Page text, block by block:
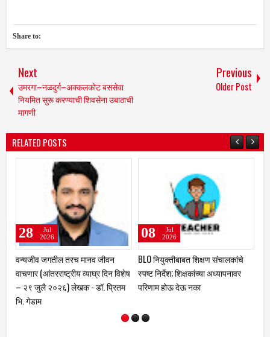
Share to:
Next
उमरगा–नळदुर्ग–अक्कलकोट बससेवा
नियमित सुरू करण्याची शिवसेना उबाठाची
मागणी
Previous
Older Post
RELATED POSTS
शिक्षण संचालकांचे
शिक्षकांच्या अध्यापनावर
होऊ देऊ नका
2026
🌧️ जांभूळ आख्यानाचा 'सीझन ऑफ';
पावसानेच फॉरवर्ड मेसेज धुऊन काढले!
😄
08
2026
उजनी-भीमा
ऐरणीवर;